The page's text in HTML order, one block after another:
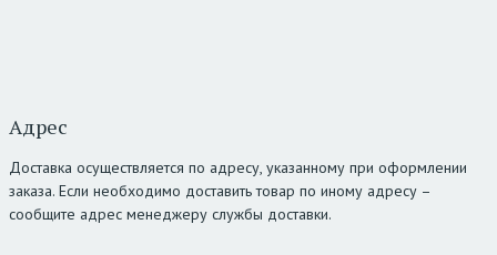
Адрес
Доставка осуществляется по адресу, указанному при оформлении
заказа. Если необходимо доставить товар по иному адресу –
сообщите адрес менеджеру службы доставки.